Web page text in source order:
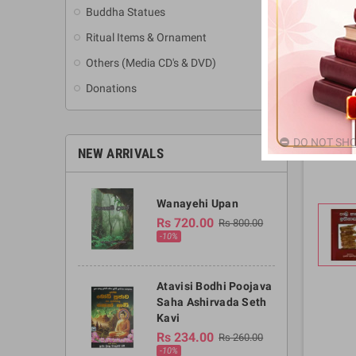
Buddha Statues
Ritual Items & Ornament
Others (Media CD's & DVD)
Donations
NEW ARRIVALS
Wanayehi Upan
Rs 720.00 Rs 800.00
-10%
Atavisi Bodhi Poojava
Saha Ashirvada Seth
Kavi
Rs 234.00 Rs 260.00
-10%
DO NOT